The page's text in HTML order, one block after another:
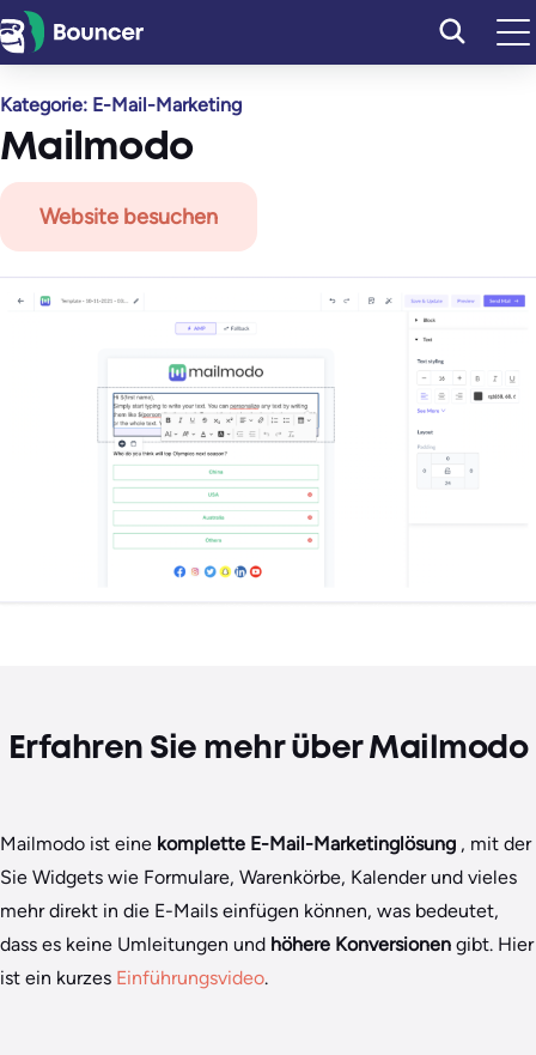
Zum
Inhalt
Kategorie: E-Mail-Marketing
Mailmodo
Website besuchen
Erfahren Sie mehr über Mailmodo
Mailmodo ist eine komplette E-Mail-Marketinglösung , mit der
Sie Widgets wie Formulare, Warenkörbe, Kalender und vieles
mehr direkt in die E-Mails einfügen können, was bedeutet,
dass es keine Umleitungen und höhere Konversionen gibt. Hier
ist ein kurzes Einführungsvideo.